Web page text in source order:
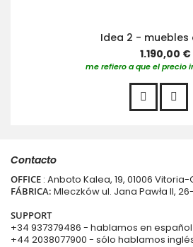
Idea 2 - muebles
1.190,00 €
me refiero a que el precio
Contacto
OFFICE : Anboto Kalea, 19, 01006
FÁBRICA: Mleczków ul. Jana Pawła II,
SUPPORT
+34 937379486 - hablamos en español
+44 2038077900 - sólo hablamos